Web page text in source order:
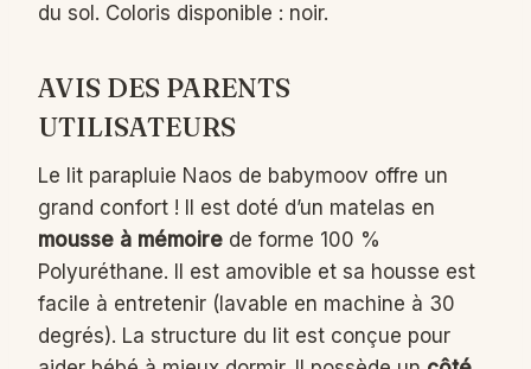
du sol. Coloris disponible : noir.
AVIS DES PARENTS
UTILISATEURS
Le lit parapluie Naos de babymoov offre un
grand confort ! Il est doté d’un matelas en
mousse à mémoire de forme 100 %
Polyuréthane. Il est amovible et sa housse est
facile à entretenir (lavable en machine à 30
degrés). La structure du lit est conçue pour